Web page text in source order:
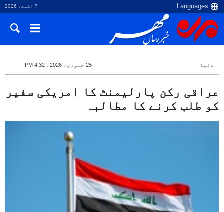
7 اگست، 2026
دنیا 25 جنوری، 2026، 4:32 PM
عراقی رکن پارلیمنٹ کا امریکی سفیر
کو طلب کرنے کا مطالبہ